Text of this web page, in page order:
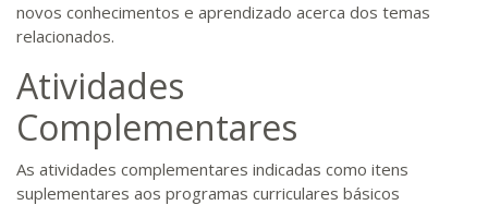
novos conhecimentos e aprendizado acerca dos temas
relacionados.
Atividades
Complementares
As atividades complementares indicadas como itens
suplementares aos programas curriculares básicos